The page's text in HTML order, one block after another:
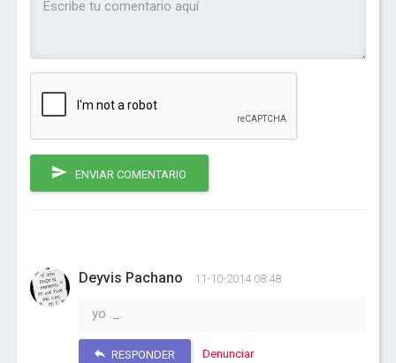
ENVIAR COMENTARIO
Deyvis Pachano 11-10-2014 08:48
yo ._.
RESPONDER Denunciar